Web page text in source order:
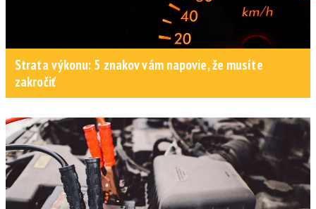
Strata výkonu: 5 znakov vám napovie, že musíte
zakročiť